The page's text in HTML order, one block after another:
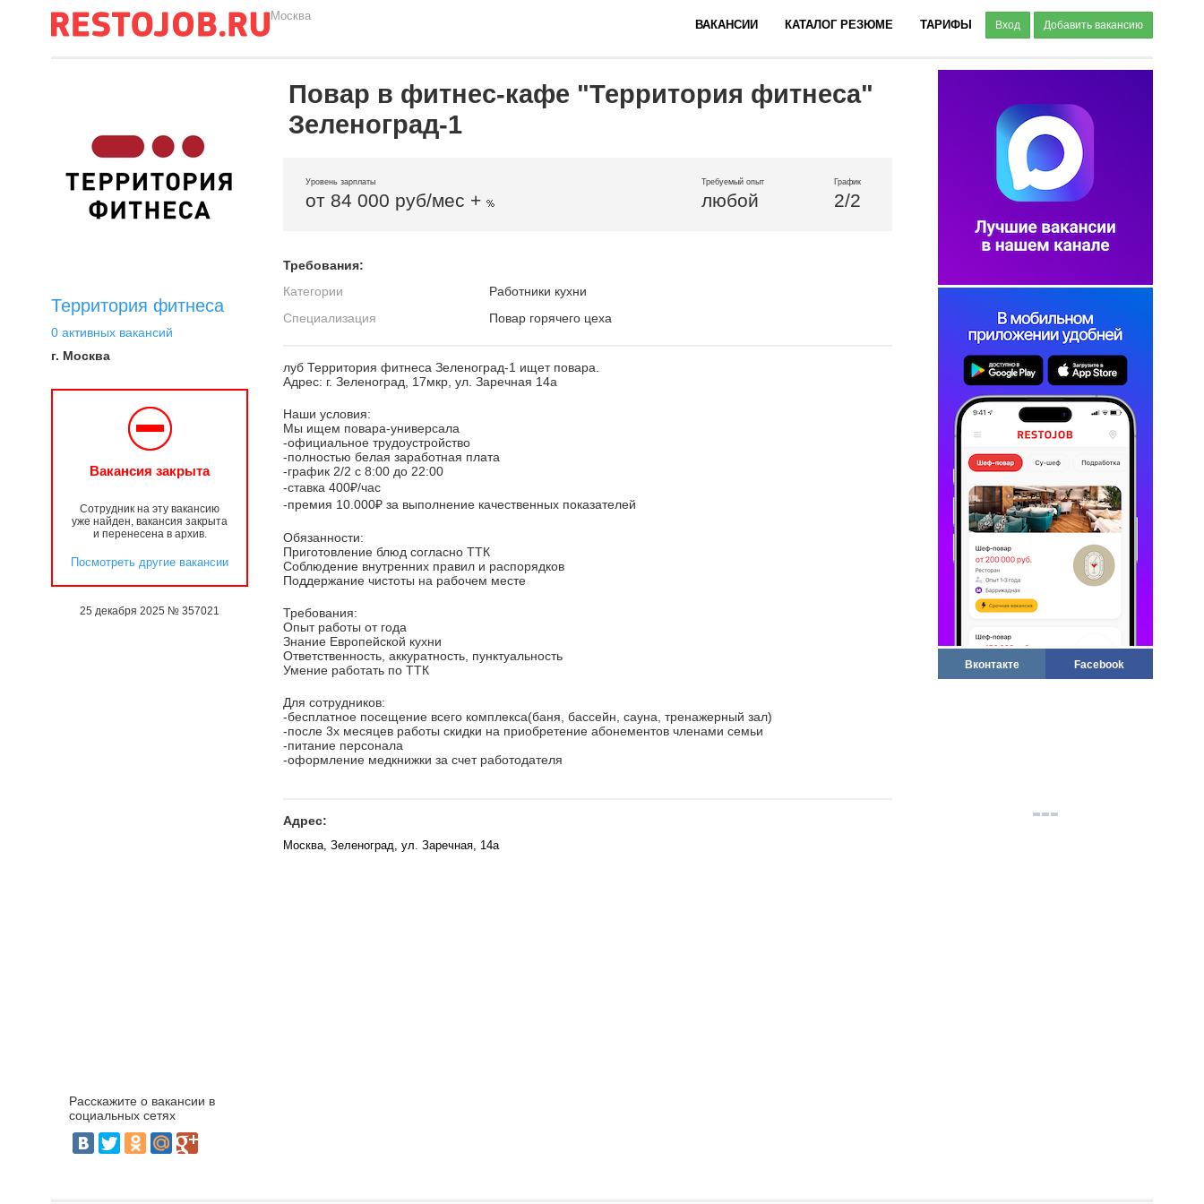
Москва
ВАКАНСИИ КАТАЛОГ РЕЗЮМЕ ТАРИФЫ Вход Добавить вакансию
Вконтакте Facebook
Территория фитнеса
0 активных вакансий
г. Москва
Вакансия закрыта
Сотрудник на эту вакансию
уже найден, вакансия закрыта
и перенесена в архив.
Посмотреть другие вакансии
25 декабря 2025 № 357021
Повар в фитнес-кафе "Территория фитнеса"
Зеленоград-1
Уровень зарплаты
от 84 000 руб/мес +
Требуемый опыт
любой
График
2/2
Требования:
Категории
Работники кухни
Специализация
Повар горячего цеха
луб Территория фитнеса Зеленоград-1 ищет повара.
Адрес: г. Зеленоград, 17мкр, ул. Заречная 14а
Наши условия:
Мы ищем повара-универсала
-официальное трудоустройство
-полностью белая заработная плата
-график 2/2 с 8:00 до 22:00
-ставка 400₽/час
-премия 10.000₽ за выполнение качественных показателей
Обязанности:
Приготовление блюд согласно ТТК
Соблюдение внутренних правил и распорядков
Поддержание чистоты на рабочем месте
Требования:
Опыт работы от года
Знание Европейской кухни
Ответственность, аккуратность, пунктуальность
Умение работать по ТТК
Для сотрудников:
-бесплатное посещение всего комплекса(баня, бассейн, сауна, тренажерный зал)
-после 3х месяцев работы скидки на приобретение абонементов членами семьи
-питание персонала
-оформление медкнижки за счет работодателя
Адрес:
Москва, Зеленоград, ул. Заречная, 14а
Расскажите о вакансии в
социальных сетях